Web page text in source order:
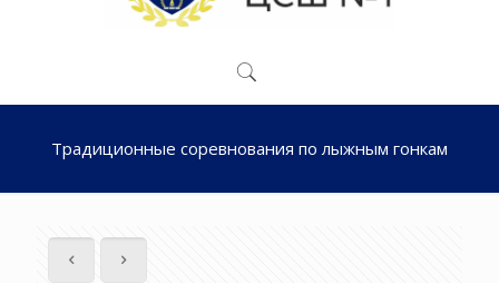
Традиционные соревнования по лыжным гонкам